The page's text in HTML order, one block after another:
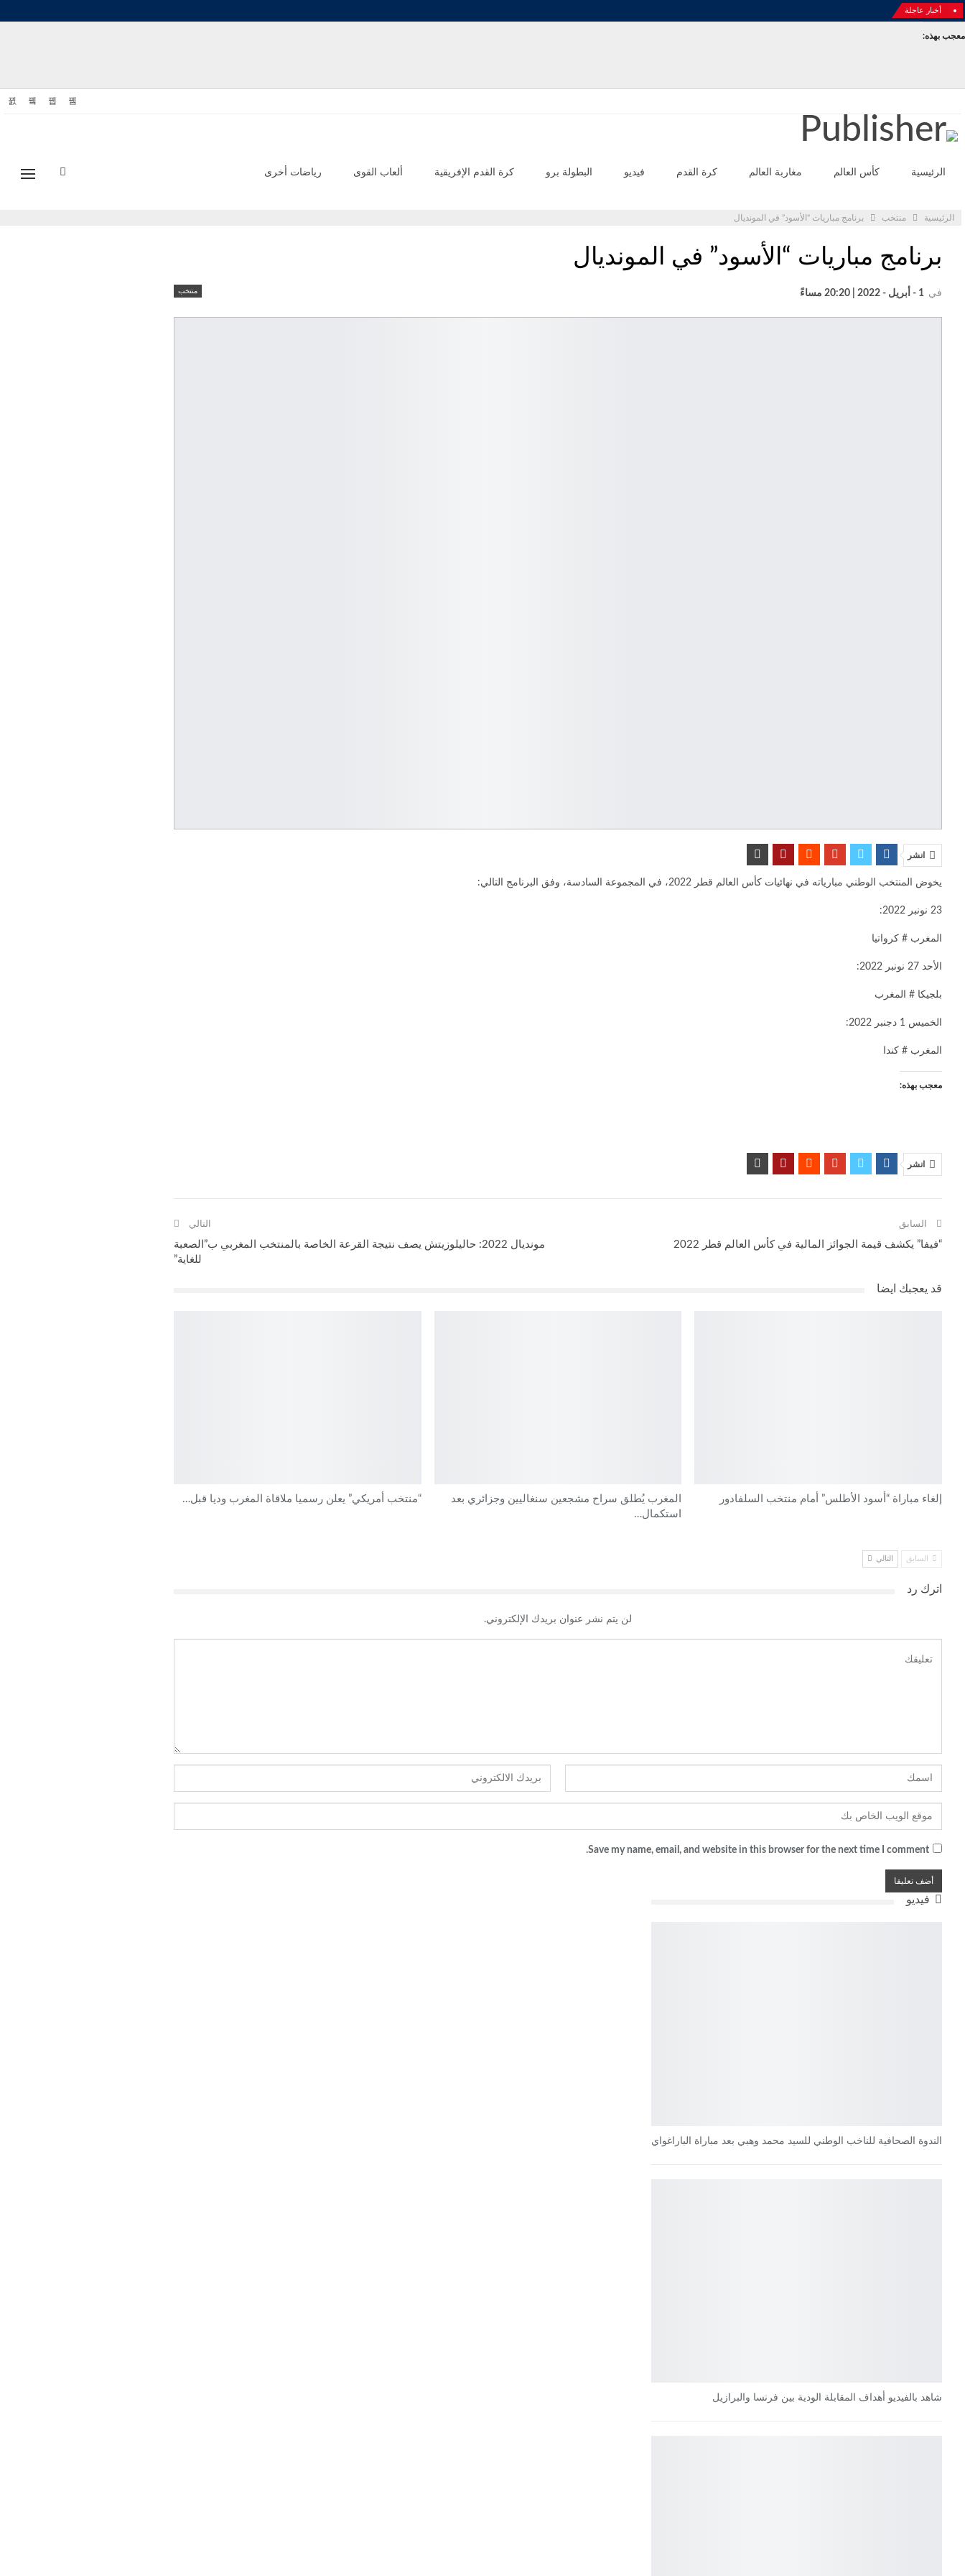
أخبار عاجلة
معجب بهذه:
الرئيسية كأس العالم مغاربة العالم كرة القدم فيديو البطولة برو كرة القدم الإفريقية ألعاب القوى رياضات أخرى
الرئيسية منتخب برنامج مباريات “الأسود” في المونديال
برنامج مباريات “الأسود” في المونديال
منتخب في 1 - أبريل - 2022 | 20:20 مساءً
انشر
يخوض المنتخب الوطني مبارياته في نهائيات كأس العالم قطر 2022، في المجموعة السادسة، وفق البرنامج التالي:
23 نونبر 2022:
المغرب # كرواتيا
الأحد 27 نونبر 2022:
بلجيكا # المغرب
الخميس 1 دجنبر 2022:
المغرب # كندا
معجب بهذه:
انشر
السابق
“فيفا” يكشف قيمة الجوائز المالية في كأس العالم قطر 2022
التالي
مونديال 2022: حاليلوزيتش يصف نتيجة القرعة الخاصة بالمنتخب المغربي ب”الصعبة
للغاية”
قد يعجبك ايضا
إلغاء مباراة “أسود الأطلس” أمام منتخب السلفادور
المغرب يُطلق سراح مشجعين سنغاليين وجزائري بعد
استكمال…
“منتخب أمريكي” يعلن رسميا ملاقاة المغرب وديا قبل…
السابق التالي
اترك رد
لن يتم نشر عنوان بريدك الإلكتروني.
Save my name, email, and website in this browser for the next time I comment.
فيديو
الندوة الصحافية للناخب الوطني للسيد محمد وهبي بعد مباراة الباراغواي
شاهد بالفيديو أهداف المقابلة الودية بين فرنسا والبرازيل